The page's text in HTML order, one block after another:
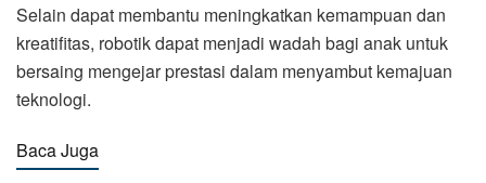
Selain dapat membantu meningkatkan kemampuan dan
kreatifitas, robotik dapat menjadi wadah bagi anak untuk
bersaing mengejar prestasi dalam menyambut kemajuan
teknologi.
Baca Juga